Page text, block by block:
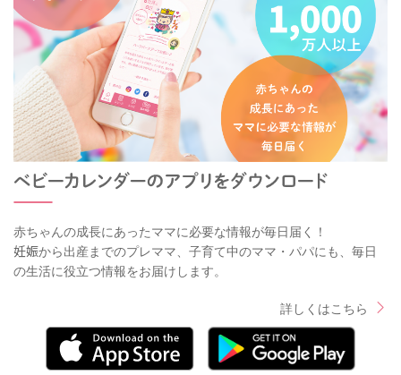
赤ちゃんの成長にあったママに必要な情報が毎日届く！
妊娠から出産までのプレママ、子育て中のママ・パパにも、毎日
の生活に役立つ情報をお届けします。
詳しくはこちら